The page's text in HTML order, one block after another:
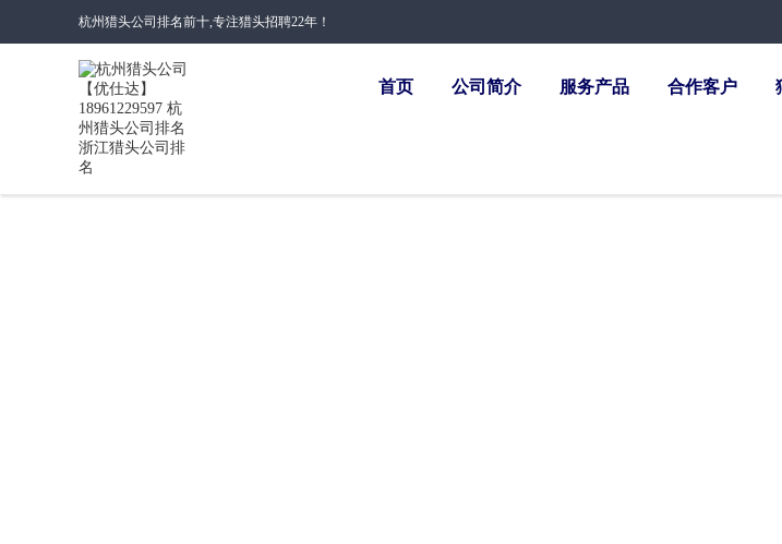
杭州猎头公司排名前十,专注猎头招聘22年！
首页 公司简介 服务产品 合作客户